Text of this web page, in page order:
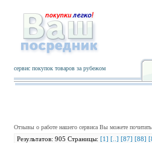
сервис покупок товаров за рубежом
Отзывы о работе нашего сервиса Вы можете
Результатов: 905 Страницы: [1] [..] [87] [88]